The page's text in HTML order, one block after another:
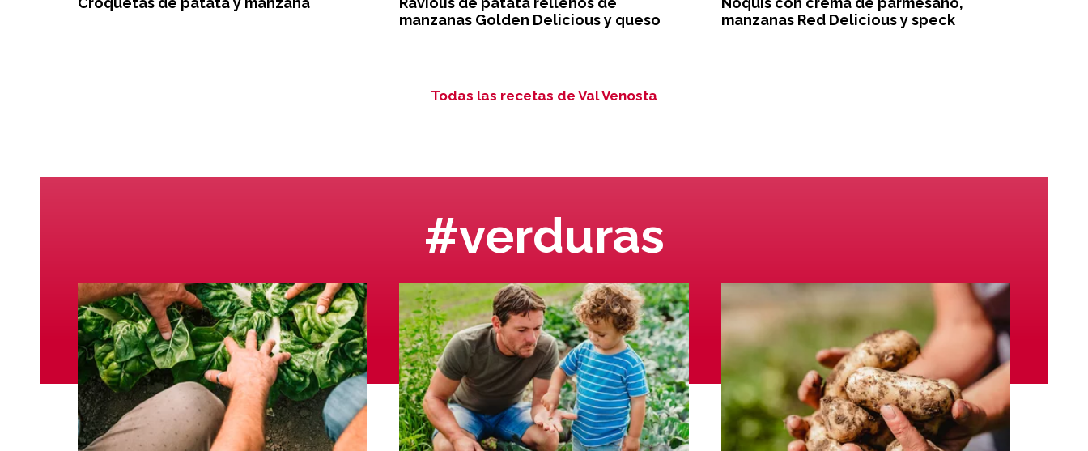
manzanas Golden Delicious y queso
manzanas Red Delicious y speck
Todas las recetas de Val Venosta
#verduras